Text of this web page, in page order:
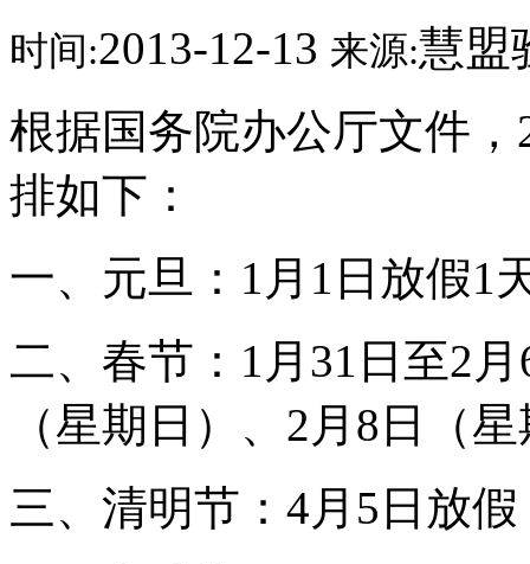
时间:2013-12-13 来源:慧盟
根据国务院办公厅文件
排如下：
一、元旦：1月1日放假1
二、春节：1月31日至2
（星期日）、2月8日（
三、清明节：4月5日放